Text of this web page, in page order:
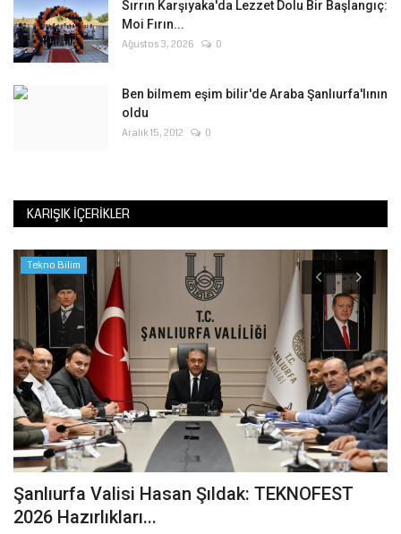
Sırrın Karşıyaka'da Lezzet Dolu Bir Başlangıç:
Moi Fırın...
Ağustos 3, 2026 0
Ben bilmem eşim bilir'de Araba Şanlıurfa'lının
oldu
Aralık 15, 2012 0
KARIŞIK İÇERIKLER
Tekno Bilim
Şanlıurfa Valisi Hasan Şıldak: TEKNOFEST
2026 Hazırlıkları...